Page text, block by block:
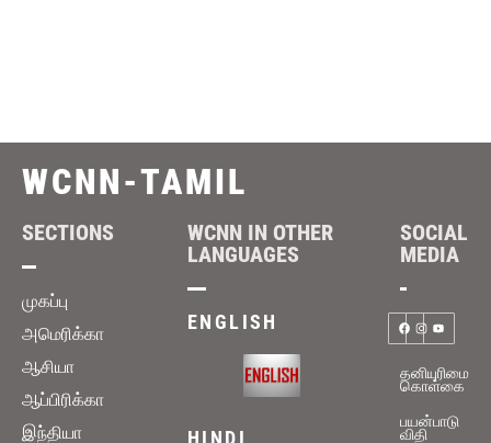
WCNN-TAMIL
SECTIONS
முகப்பு
அமெரிக்கா
ஆசியா
ஆப்பிரிக்கா
இந்தியா
WCNN IN OTHER
LANGUAGES
ENGLISH
HINDI
SOCIAL
MEDIA
தனியுரிமை
கொள்கை
பயன்பாடு
விதி